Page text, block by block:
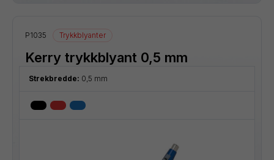
P1035 Trykkblyanter
Kerry trykkblyant 0,5 mm
Strekbredde: 0,5 mm